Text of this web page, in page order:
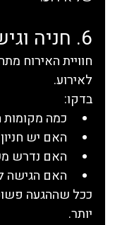
6. חניה וגישה לאורחים
חוויית האירוח
לאירוע.
בדקו:
כמה מקומות
האם יש
האם נדרש
האם הגישה
ככל שההגעה
יותר.